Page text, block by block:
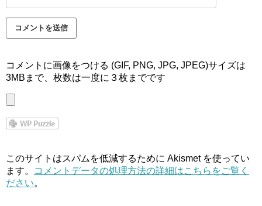
コメントに画像をつける (GIF, PNG, JPG, JPEG)サイズは
3MBまで、枚数は一度に３枚までです
このサイトはスパムを低減するために Akismet を使ってい
ます。
コメントデータの処理方法の詳細はこちらをご覧く
ださい。